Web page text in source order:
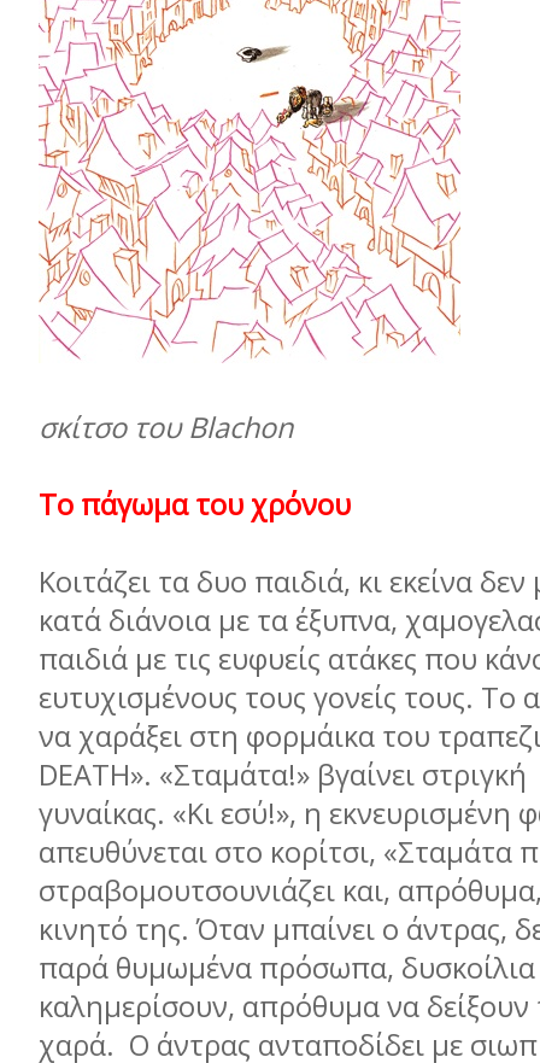
σκίτσο του Blachon
Το πάγωμα του χρόνου
Κοιτάζει τα δυο παιδιά, κι εκείνα
κατά διάνοια με τα έξυπνα,
παιδιά με τις ευφυείς ατάκες που
ευτυχισμένους τους γονείς τους. Το
να χαράξει στη φορμάικα του
DEATH». «Σταμάτα!» βγαίνει
γυναίκας. «Κι εσύ!», η εκνευρισμένη
απευθύνεται στο κορίτσι, «Σταμάτα
στραβομουτσουνιάζει και, απρόθυμα,
κινητό της. Όταν μπαίνει ο άντρας,
παρά θυμωμένα πρόσωπα,
καλημερίσουν, απρόθυμα να
χαρά. Ο άντρας ανταποδίδει με